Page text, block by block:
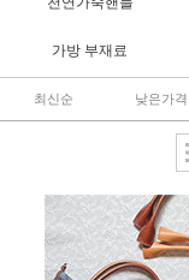
가방 부재료
최신순 낮은가격